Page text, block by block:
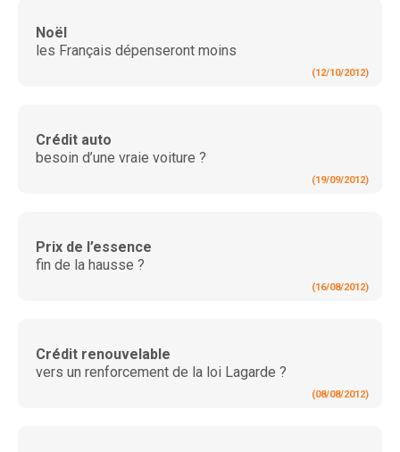
Noël
les Français dépenseront moins
(12/10/2012)
Crédit auto
besoin d’une vraie voiture ?
(19/09/2012)
Prix de l’essence
fin de la hausse ?
(16/08/2012)
Crédit renouvelable
vers un renforcement de la loi Lagarde ?
(08/08/2012)